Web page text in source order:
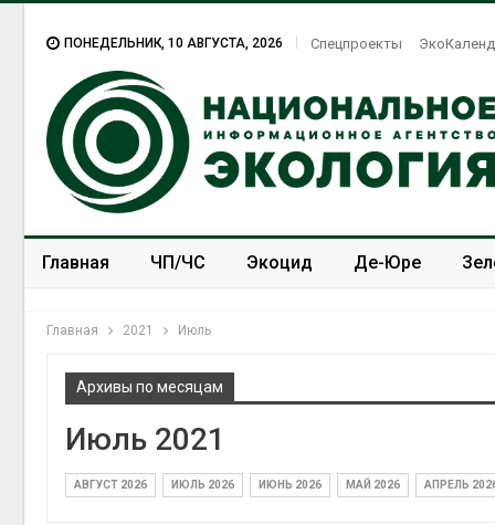
ПОНЕДЕЛЬНИК, 10 АВГУСТА, 2026 Спецпроекты
Главная ЧП/ЧС Экоцид Де-Юре
Главная 2021 Июль
Архивы по месяцам
Июль 2021
АВГУСТ 2026 ИЮЛЬ 2026 ИЮНЬ 2026 МАЙ 2026 АПРЕЛЬ